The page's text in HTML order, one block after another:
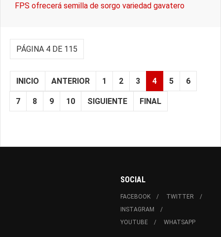
FPS ofrecerá semilla de sorgo variedad gavatero
PÁGINA 4 DE 115
INICIO ANTERIOR 1 2 3 4 5 6
7 8 9 10 SIGUIENTE FINAL
SOCIAL
FACEBOOK
TWITTER
INSTAGRAM
YOUTUBE
WHATSAPP